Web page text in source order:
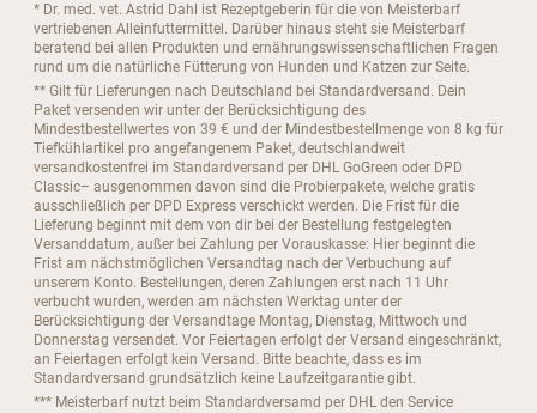
* Dr. med. vet. Astrid Dahl ist Rezeptgeberin für die von Meisterbarf
vertriebenen Alleinfuttermittel. Darüber hinaus steht sie Meisterbarf
beratend bei allen Produkten und ernährungswissenschaftlichen Fragen
rund um die natürliche Fütterung von Hunden und Katzen zur Seite.
** Gilt für Lieferungen nach Deutschland bei Standardversand. Dein
Paket versenden wir unter der Berücksichtigung des
Mindestbestellwertes von 39 € und der Mindestbestellmenge von 8 kg für
Tiefkühlartikel pro angefangenem Paket, deutschlandweit
versandkostenfrei im Standardversand per DHL GoGreen oder DPD
Classic– ausgenommen davon sind die Probierpakete, welche gratis
ausschließlich per DPD Express verschickt werden. Die Frist für die
Lieferung beginnt mit dem von dir bei der Bestellung festgelegten
Versanddatum, außer bei Zahlung per Vorauskasse: Hier beginnt die
Frist am nächstmöglichen Versandtag nach der Verbuchung auf
unserem Konto. Bestellungen, deren Zahlungen erst nach 11 Uhr
verbucht wurden, werden am nächsten Werktag unter der
Berücksichtigung der Versandtage Montag, Dienstag, Mittwoch und
Donnerstag versendet. Vor Feiertagen erfolgt der Versand eingeschränkt,
an Feiertagen erfolgt kein Versand. Bitte beachte, dass es im
Standardversand grundsätzlich keine Laufzeitgarantie gibt.
*** Meisterbarf nutzt beim Standardversamd per DHL den Service